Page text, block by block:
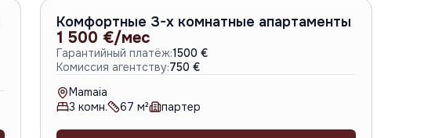
A-6657
Комфортные 3-х комнатные апартаменты
1 500 €/мес
Гарантийный платёж:1500 €
Комиссия агентству:750 €
Mamaia
3 комн. 67 м² партер